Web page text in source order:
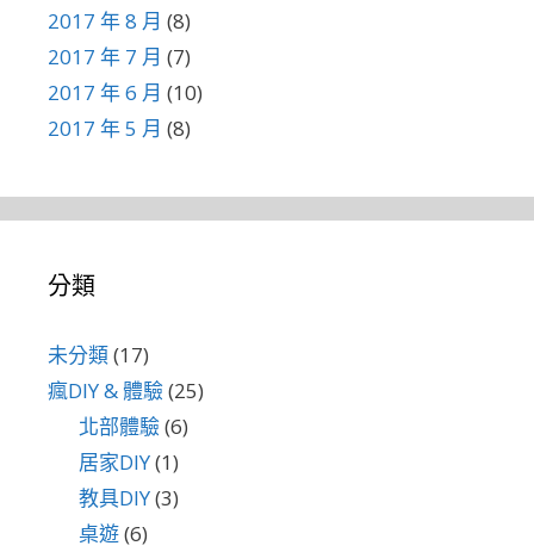
2017 年 8 月 (8)
2017 年 7 月 (7)
2017 年 6 月 (10)
2017 年 5 月 (8)
分類
未分類(17)
瘋DIY & 體驗(25)
北部體驗(6)
居家DIY(1)
教具DIY(3)
桌遊(6)